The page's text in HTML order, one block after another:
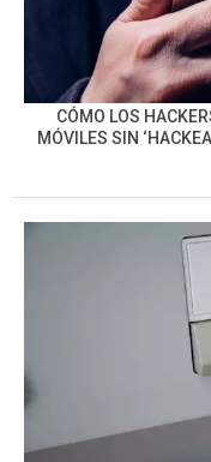
CÓMO LOS
MÓVILES SIN